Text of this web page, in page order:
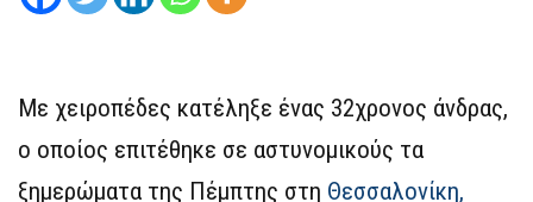
Με χειροπέδες κατέληξε ένας 32χρονος άνδρας,
ο οποίος επιτέθηκε σε αστυνομικούς τα
ξημερώματα της Πέμπτης στη Θεσσαλονίκη,